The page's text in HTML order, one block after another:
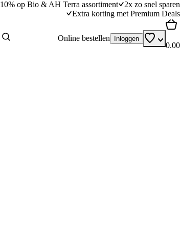
10% op Bio & AH Terra assortiment
2x zo snel sparen
Extra korting met Premium Deals
Online bestellen Inloggen
0.00